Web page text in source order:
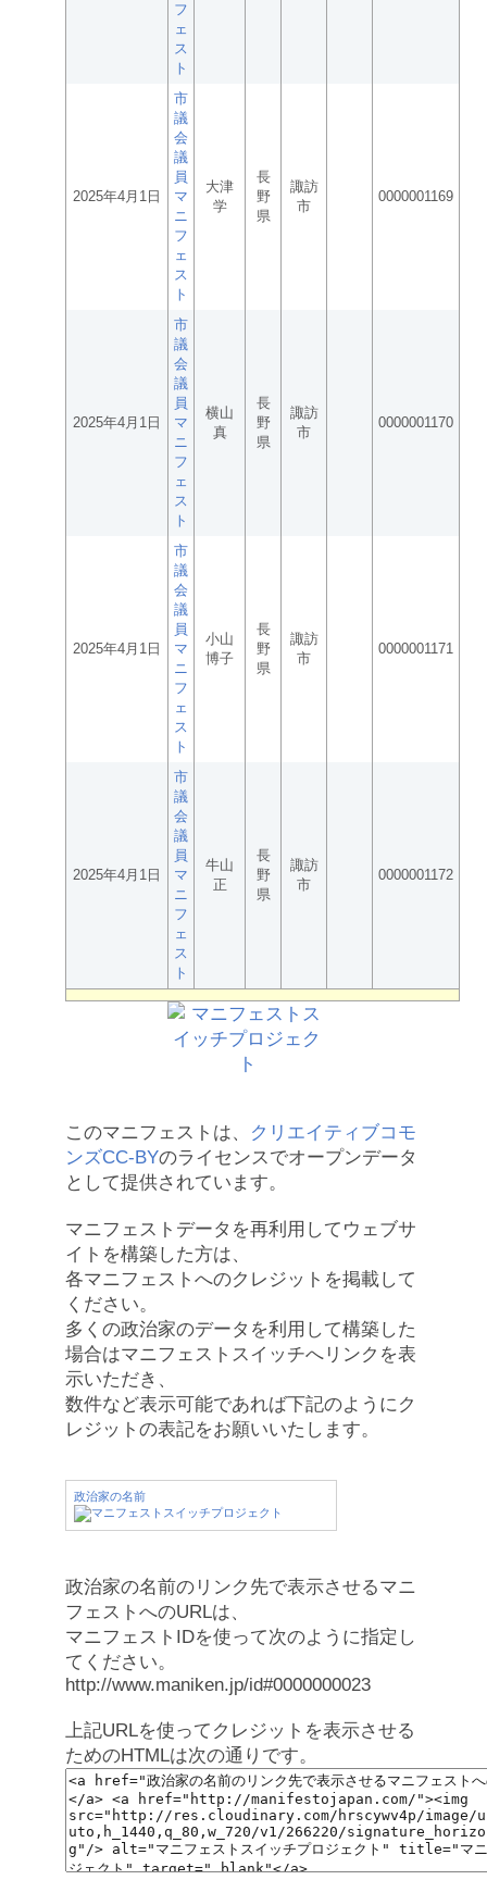
フ
ェ
ス
ト
2025年4月1日
市
議
会
議
員
マ
ニ
フ
ェ
ス
ト
大津
学
長
野
県
諏訪
市
0000001169
2025年4月1日
市
議
会
議
員
マ
ニ
フ
ェ
ス
ト
横山
真
長
野
県
諏訪
市
0000001170
2025年4月1日
市
議
会
議
員
マ
ニ
フ
ェ
ス
ト
小山
博子
長
野
県
諏訪
市
0000001171
2025年4月1日
市
議
会
議
員
マ
ニ
フ
ェ
ス
ト
牛山
正
長
野
県
諏訪
市
0000001172
このマニフェストは、
クリエイティブコモ
ンズCC-BYのライセンスでオープンデータ
として提供されています。
マニフェストデータを再利用してウェブサ
イトを構築した方は、
各マニフェストへのクレジットを掲載して
ください。
多くの政治家のデータを利用して構築した
場合はマニフェストスイッチへリンクを表
示いただき、
数件など表示可能であれば下記のようにク
レジットの表記をお願いいたします。
政治家の名前
政治家の名前のリンク先で表示させるマニ
フェストへのURLは、
マニフェストIDを使って次のように指定し
てください。
http://www.maniken.jp/id#0000000023
上記URLを使ってクレジットを表示させる
ためのHTMLは次の通りです。